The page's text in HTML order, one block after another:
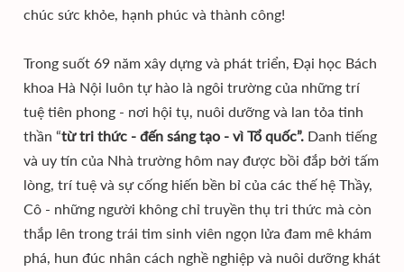
chúc sức khỏe, hạnh phúc và thành công!
Trong suốt 69 năm xây dựng và phát triển, Đại học Bách
khoa Hà Nội luôn tự hào là ngôi trường của những trí
tuệ tiên phong - nơi hội tụ, nuôi dưỡng và lan tỏa tinh
thần “từ tri thức - đến sáng tạo - vì Tổ quốc”. Danh tiếng
và uy tín của Nhà trường hôm nay được bồi đắp bởi tấm
lòng, trí tuệ và sự cống hiến bền bỉ của các thế hệ Thầy,
Cô - những người không chỉ truyền thụ tri thức mà còn
thắp lên trong trái tim sinh viên ngọn lửa đam mê khám
phá, hun đúc nhân cách nghề nghiệp và nuôi dưỡng khát